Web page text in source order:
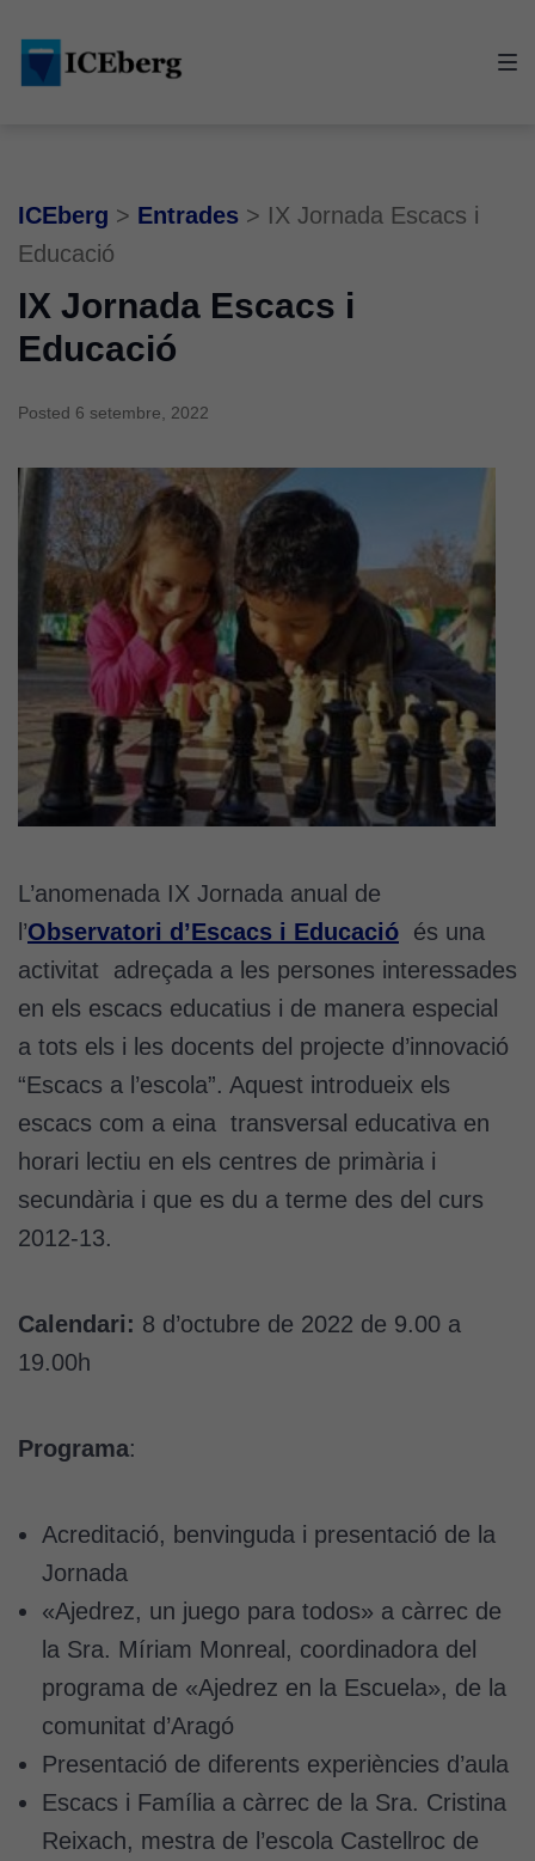
main
content
footer
ICEberg > Entrades > IX Jornada Escacs i
Educació
IX Jornada Escacs i
Educació
Posted 6 setembre, 2022
L’anomenada IX Jornada anual de
l’Observatori d’Escacs i Educació és una
activitat adreçada a les persones interessades
en els escacs educatius i de manera especial
a tots els i les docents del projecte d’innovació
“Escacs a l’escola”. Aquest introdueix els
escacs com a eina transversal educativa en
horari lectiu en els centres de primària i
secundària i que es du a terme des del curs
2012-13.
Calendari: 8 d’octubre de 2022 de 9.00 a
19.00h
Programa:
Acreditació, benvinguda i presentació de la
Jornada
«Ajedrez, un juego para todos» a càrrec de
la Sra. Míriam Monreal, coordinadora del
programa de «Ajedrez en la Escuela», de la
comunitat d’Aragó
Presentació de diferents experiències d’aula
Escacs i Família a càrrec de la Sra. Cristina
Reixach, mestra de l’escola Castellroc de